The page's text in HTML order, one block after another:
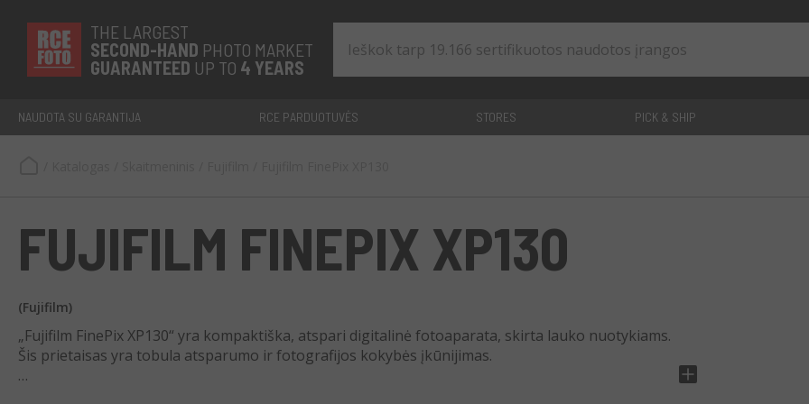
THE LARGEST
SECOND-HAND PHOTO MARKET
GUARANTEED UP TO 4 YEARS
NAUDOTA SU GARANTIJA RCE PARDUOTUVĖS STORES PICK & SHIP
FUJIFILM FINEPIX XP130
(Fujifilm)
„Fujifilm FinePix XP130“ yra kompaktiška, atspari digitalinė fotoaparata, skirta lauko nuotykiams.
Šis prietaisas yra tobula atsparumo ir fotografijos kokybės įkūnijimas.